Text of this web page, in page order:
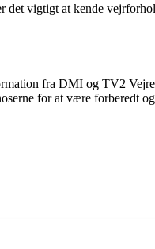
det vigtigt at kende
fra DMI og TV2
for at være forberedt